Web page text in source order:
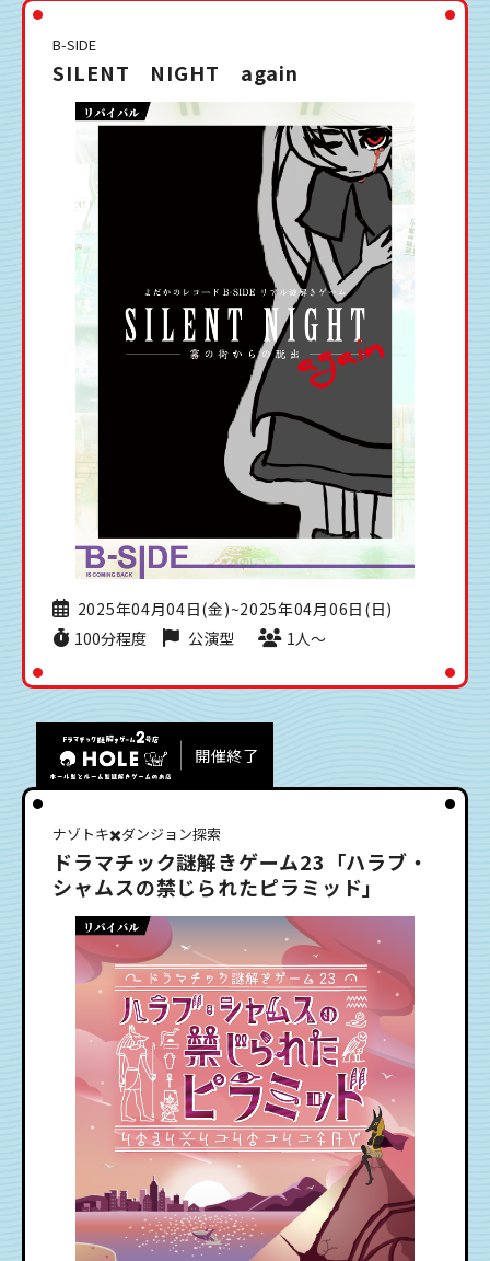
B-SIDE
SILENT NIGHT again
2025年04月04日(金)~2025年04月06日(日)
100分程度
公演型 1人〜
開催終了
ナゾトキ✖️ダンジョン探索
ドラマチック謎解きゲーム23「ハラブ・
シャムスの禁じられたピラミッド」